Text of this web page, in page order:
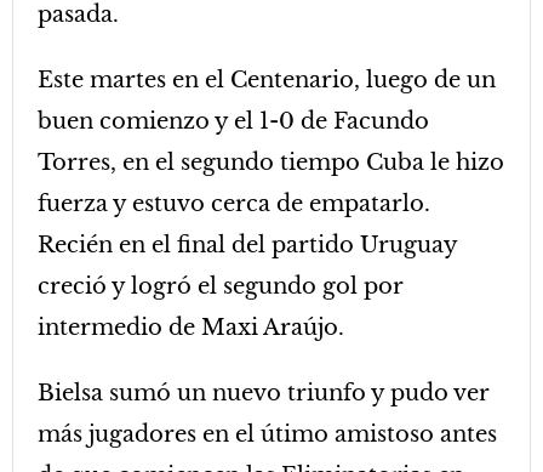
pasada.
Este martes en el Centenario, luego de un
buen comienzo y el 1-0 de Facundo
Torres, en el segundo tiempo Cuba le hizo
fuerza y estuvo cerca de empatarlo.
Recién en el final del partido Uruguay
creció y logró el segundo gol por
intermedio de Maxi Araújo.
Bielsa sumó un nuevo triunfo y pudo ver
más jugadores en el útimo amistoso antes